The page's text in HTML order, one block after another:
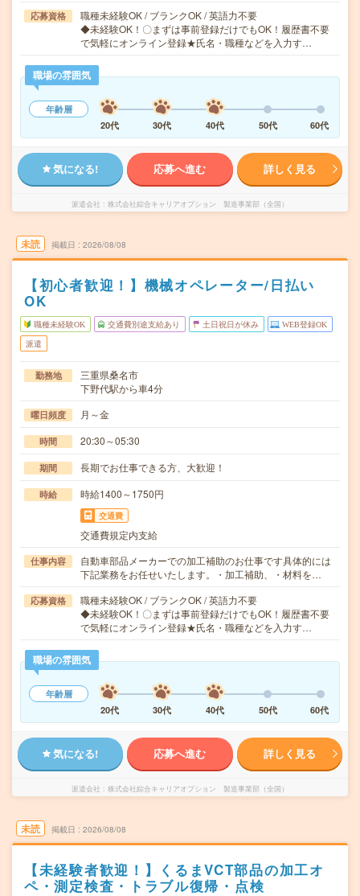
応募資格
職種未経験OK / ブランクOK / 英語力不要
◆未経験OK！〇まずは事前登録だけでもOK！履歴書不要
で気軽にオンライン登録★氏名・職種などを入力す…
職場の雰囲気
年齢層
20代
30代 40代 50代 60代
気になる! 応募へ進む 詳しく見る
派遣会社 株式会社綜合キャリアオプション 製造事業部（全国）
未読 掲載日 2026/08/08
【初心者歓迎！】機械オペレーター/日払い
OK
職種未経験OK 交通費別途支給あり 土日祝日が休み WEB登録OK
派遣
勤務地
三重県桑名市
下野代駅から車4分
曜日頻度 月～金
時間 20:30～05:30
期間 長期でお仕事できる方、大歓迎！
時給 時給1400～1750円
交通費
交通費規定内支給
仕事内容
自動車部品メーカーでの加工補助のお仕事です具体的には
下記業務をお任せいたします。・加工補助、・材料を…
応募資格
職種未経験OK / ブランクOK / 英語力不要
◆未経験OK！〇まずは事前登録だけでもOK！履歴書不要
で気軽にオンライン登録★氏名・職種などを入力す…
職場の雰囲気
年齢層
20代
30代 40代 50代 60代
気になる! 応募へ進む 詳しく見る
派遣会社 株式会社綜合キャリアオプション 製造事業部（全国）
未読 掲載日 2026/08/08
【未経験者歓迎！】くるまVCT部品の加工オ
ペ・測定検査・トラブル復帰・点検